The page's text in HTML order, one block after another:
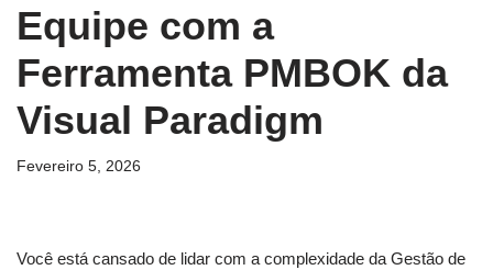
Equipe com a
Ferramenta PMBOK da
Visual Paradigm
Fevereiro 5, 2026
Você está cansado de lidar com a complexidade da Gestão de